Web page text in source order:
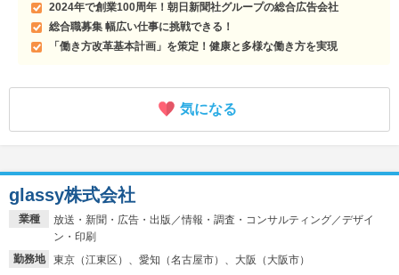
2024年で創業100周年！朝日新聞社グループの総合広告会社
総合職募集 幅広い仕事に挑戦できる！
「働き方改革基本計画」を策定！健康と多様な働き方を実現
気になる
業種
放送・新聞・広告・出版／情報・調査・コンサルティング／デザイ
ン・印刷
勤務地
東京（江東区）、愛知（名古屋市）、大阪（大阪市）
glassy株式会社